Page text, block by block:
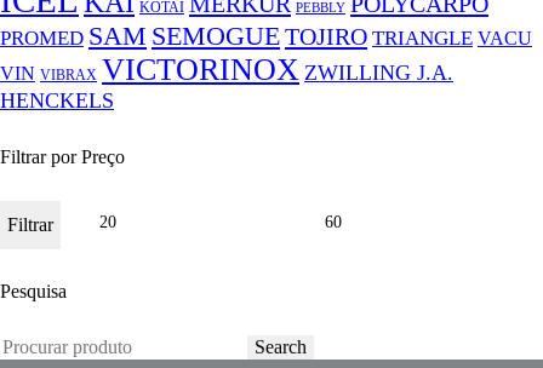
KOTAI PEBBLY
PROMED SAM SEMOGUETOJIRO TRIANGLE VACU
VIN VIBRAX VICTORINOX ZWILLING J.A.
HENCKELS
Filtrar por Preço
Filtrar
Pesquisa
Search